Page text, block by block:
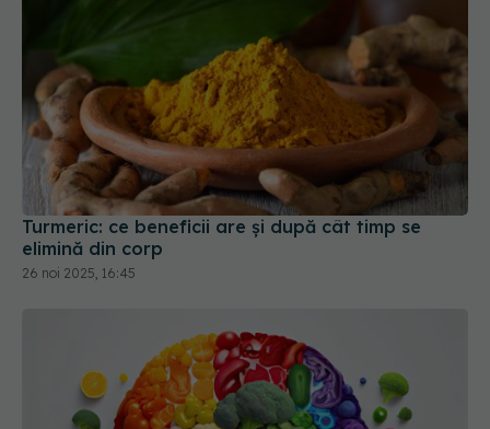
Turmeric: ce beneficii are și după cât timp se
elimină din corp
26 noi 2025, 16:45